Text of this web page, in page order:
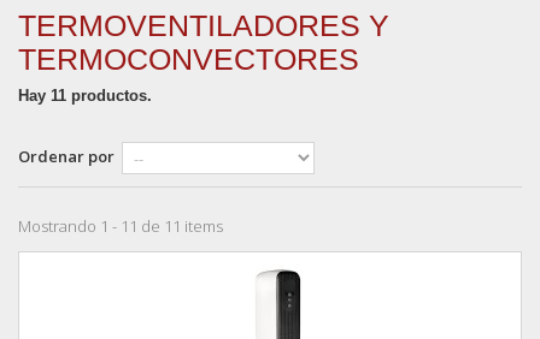
TERMOVENTILADORES Y
TERMOCONVECTORES
Hay 11 productos.
Ordenar por
Mostrando 1 - 11 de 11 items